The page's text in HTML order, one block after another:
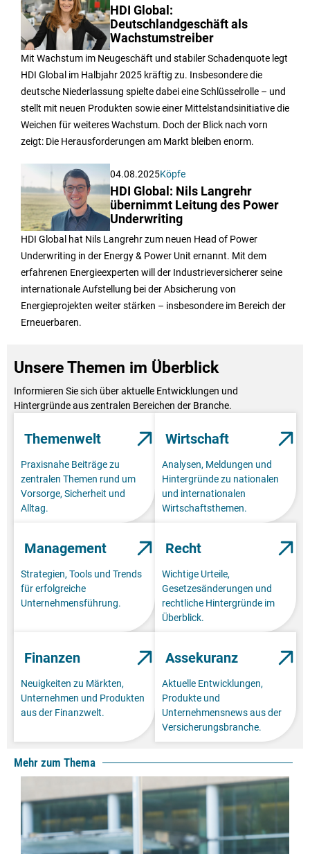
HDI Global:
Deutschlandgeschäft als
Wachstumstreiber
Mit Wachstum im Neugeschäft und stabiler Schadenquote legt
HDI Global im Halbjahr 2025 kräftig zu. Insbesondere die
deutsche Niederlassung spielte dabei eine Schlüsselrolle – und
stellt mit neuen Produkten sowie einer Mittelstandsinitiative die
Weichen für weiteres Wachstum. Doch der Blick nach vorn
zeigt: Die Herausforderungen am Markt bleiben enorm.
04.08.2025Köpfe
HDI Global: Nils Langrehr
übernimmt Leitung des Power
Underwriting
HDI Global hat Nils Langrehr zum neuen Head of Power
Underwriting in der Energy & Power Unit ernannt. Mit dem
erfahrenen Energieexperten will der Industrieversicherer seine
internationale Aufstellung bei der Absicherung von
Energieprojekten weiter stärken – insbesondere im Bereich der
Erneuerbaren.
Unsere Themen im Überblick
Informieren Sie sich über aktuelle Entwicklungen und
Hintergründe aus zentralen Bereichen der Branche.
Themenwelt
Praxisnahe Beiträge zu
zentralen Themen rund um
Vorsorge, Sicherheit und
Alltag.
Wirtschaft
Analysen, Meldungen und
Hintergründe zu nationalen
und internationalen
Wirtschaftsthemen.
Management
Strategien, Tools und Trends
für erfolgreiche
Unternehmensführung.
Recht
Wichtige Urteile,
Gesetzesänderungen und
rechtliche Hintergründe im
Überblick.
Finanzen
Neuigkeiten zu Märkten,
Unternehmen und Produkten
aus der Finanzwelt.
Assekuranz
Aktuelle Entwicklungen,
Produkte und
Unternehmensnews aus der
Versicherungsbranche.
Mehr zum Thema